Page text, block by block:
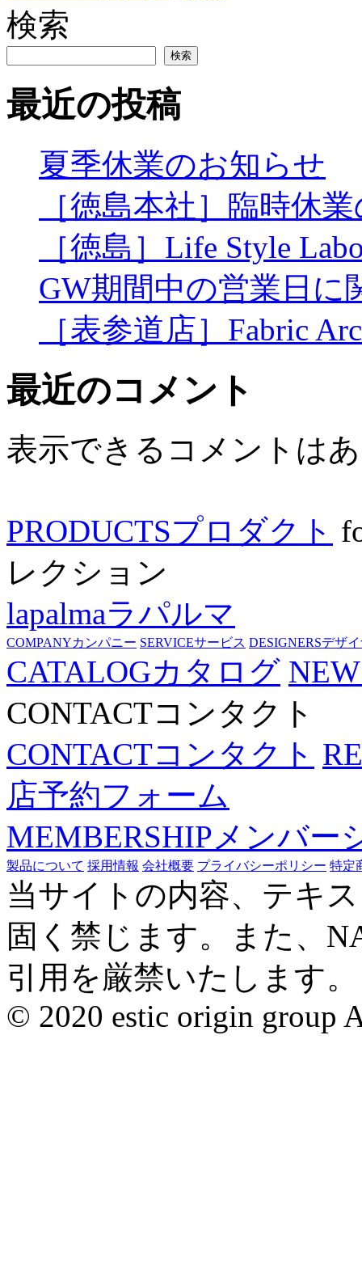
ナ
ビ
ー
検索
検索
最近の投稿
夏季休業のお知らせ
［徳島本社］臨時休
［徳島］Life Style
GW期間中の営業日に
［表参道店］Fabric
最近のコメント
表示できるコメントは
PRODUCTSプロダクト
レクション
lapalmaラパルマ
COMPANYカンパニー SERVICEサービス DESIGNERSデザ
CATALOGカタログ
CONTACTコンタクト
CONTACTコンタクト
店予約フォーム
MEMBERSHIPメンバー
製品について 採用情報 会社概要 プライバシーポリシー 特定
当サイトの内容、テキ
固く禁じます。また、
引用を厳禁いたします。
© 2020 estic origin group